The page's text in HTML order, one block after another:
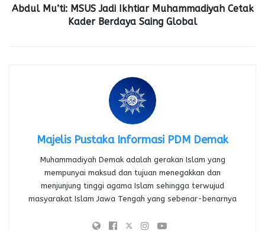
Abdul Mu’ti: MSUS Jadi Ikhtiar Muhammadiyah Cetak
Kader Berdaya Saing Global
Majelis Pustaka Informasi PDM Demak
Muhammadiyah Demak adalah gerakan Islam yang
mempunyai maksud dan tujuan menegakkan dan
menjunjung tinggi agama Islam sehingga terwujud
masyarakat Islam Jawa Tengah yang sebenar-benarnya